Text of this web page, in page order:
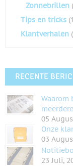
Zonnebrillen
Tips en tricks
Klantverhalen
RECENTE
05
Onze
03
23 Juli,